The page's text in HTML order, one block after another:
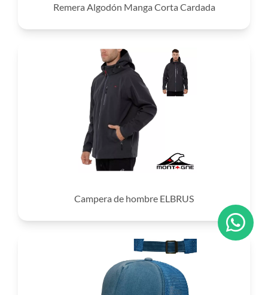
Remera Algodón Manga Corta Cardada
Campera de hombre ELBRUS